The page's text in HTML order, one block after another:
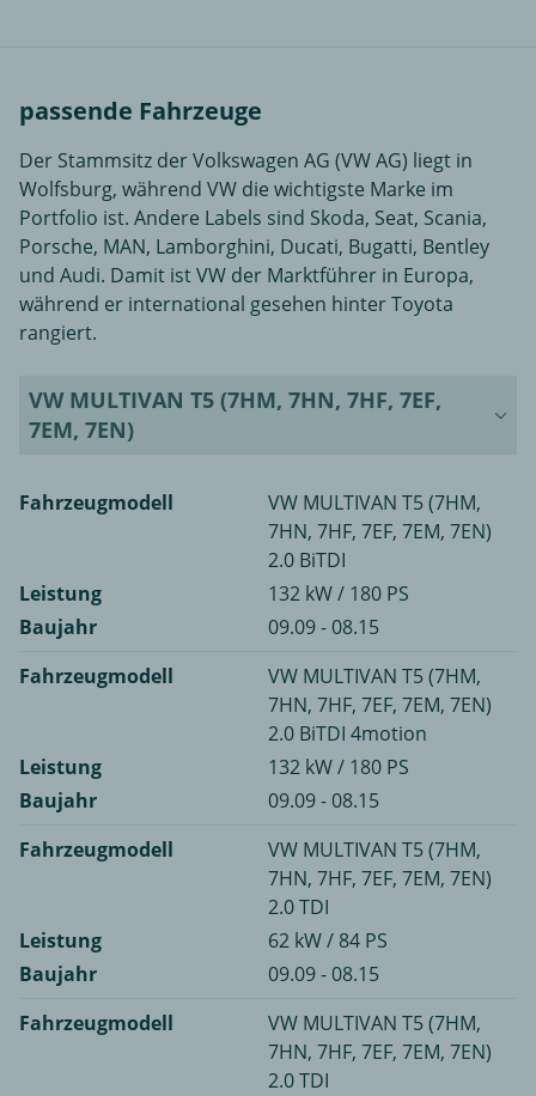
passende Fahrzeuge
Der Stammsitz der Volkswagen AG (VW AG) liegt in
Wolfsburg, während VW die wichtigste Marke im
Portfolio ist. Andere Labels sind Skoda, Seat, Scania,
Porsche, MAN, Lamborghini, Ducati, Bugatti, Bentley
und Audi. Damit ist VW der Marktführer in Europa,
während er international gesehen hinter Toyota
rangiert.
VW MULTIVAN T5 (7HM, 7HN, 7HF, 7EF,
7EM, 7EN)
Fahrzeugmodell
VW MULTIVAN T5 (7HM,
7HN, 7HF, 7EF, 7EM, 7EN)
2.0 BiTDI
Leistung
132 kW / 180 PS
Baujahr
09.09 - 08.15
Fahrzeugmodell
VW MULTIVAN T5 (7HM,
7HN, 7HF, 7EF, 7EM, 7EN)
2.0 BiTDI 4motion
Leistung
132 kW / 180 PS
Baujahr
09.09 - 08.15
Fahrzeugmodell
VW MULTIVAN T5 (7HM,
7HN, 7HF, 7EF, 7EM, 7EN)
2.0 TDI
Leistung
62 kW / 84 PS
Baujahr
09.09 - 08.15
Fahrzeugmodell
VW MULTIVAN T5 (7HM,
7HN, 7HF, 7EF, 7EM, 7EN)
2.0 TDI